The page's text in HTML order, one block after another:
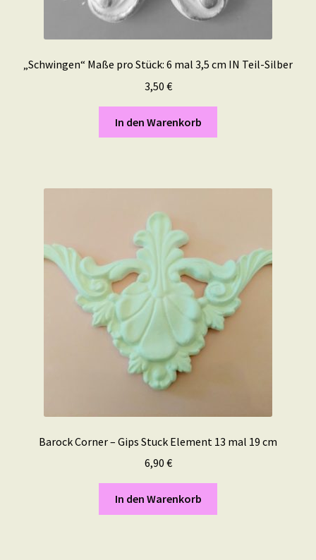
„Schwingen“ Maße pro Stück: 6 mal 3,5 cm IN Teil-Silber
3,50 €
In den Warenkorb
Barock Corner – Gips Stuck Element 13 mal 19 cm
6,90 €
In den Warenkorb